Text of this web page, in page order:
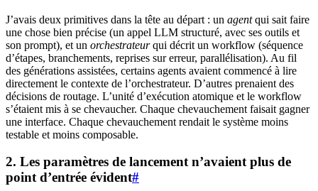
J’avais deux primitives dans la tête au départ : un agentqui sait faire
une chose bien précise (un appel LLM structuré, avec ses outils et
son prompt), et un orchestrateurqui décrit un workflow (séquence
d’étapes, branchements, reprises sur erreur, parallélisation). Au fil
des générations assistées, certains agents avaient commencé à lire
directement le contexte de l’orchestrateur. D’autres prenaient des
décisions de routage. L’unité d’exécution atomique et le workflow
s’étaient mis à se chevaucher. Chaque chevauchement faisait gagner
une interface. Chaque chevauchement rendait le système moins
testable et moins composable.
2. Les paramètres de lancement n’avaient plus de
point d’entrée évident#